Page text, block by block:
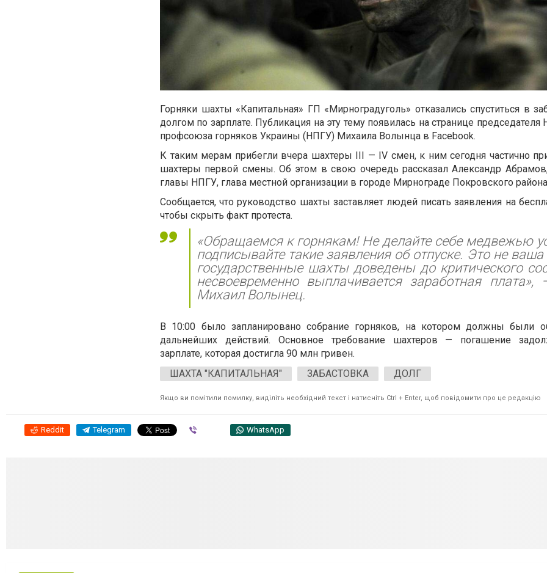
Горняки шахты «Капитальная» ГП «Мирноградуголь» отказались спуститься в
долгом по зарплате. Публикация на эту тему появилась на странице председателя
профсоюза горняков Украины (НПГУ) Михаила Волынца в Facebook.
К таким мерам прибегли вчера шахтеры III — IV смен, к ним сегодня частично
шахтеры первой смены. Об этом в свою очередь рассказал Александр Абрамов,
главы НПГУ, глава местной организации в городе Мирнограде Покровского
Сообщается, что руководство шахты заставляет людей писать заявления на
чтобы скрыть факт протеста.
«Обращаемся к горнякам! Не делайте себе медвежью
подписывайте такие заявления об отпуске. Это не ваша
государственные шахты доведены до критического
несвоевременно выплачивается заработная плата»,
Михаил Волынец.
В 10:00 было запланировано собрание горняков, на котором должны были
дальнейших действий. Основное требование шахтеров — погашение
зарплате, которая достигла 90 млн гривен.
ШАХТА "КАПИТАЛЬНАЯ"
ЗАБАСТОВКА ДОЛГ
Якщо ви помітили помилку, виділіть необхідний текст і натисніть Ctrl + Enter, щоб повідомити про це редакцію
Reddit Telegram WhatsApp